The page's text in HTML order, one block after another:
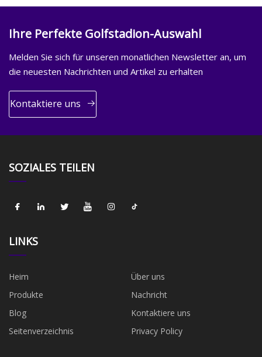
Ihre Perfekte Golfstadion-Auswahl
Melden Sie sich für unseren monatlichen Newsletter an, um
die neuesten Nachrichten und Artikel zu erhalten
Kontaktiere uns
SOZIALES TEILEN
LINKS
Heim
Über uns
Produkte
Nachricht
Blog
Kontaktiere uns
Seitenverzeichnis
Privacy Policy